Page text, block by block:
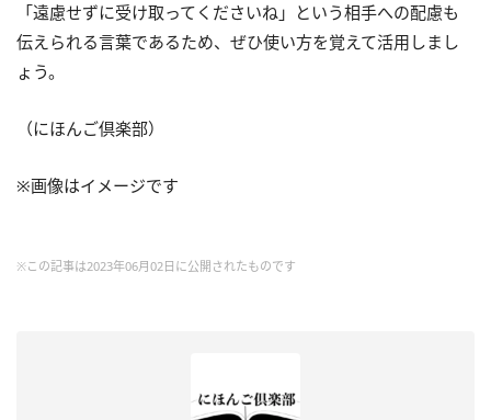
「遠慮せずに受け取ってくださいね」という相手への配慮も
伝えられる言葉であるため、ぜひ使い方を覚えて活用しまし
ょう。
（にほんご倶楽部）
※画像はイメージです
※この記事は2023年06月02日に公開されたものです